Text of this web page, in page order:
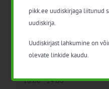
Detailid
16. märts 2023
10:00 - 14:00
pikk.ee uudiskirjaga liitunud
uudiskirja.
Uudiskirjast lahkumine on
olevate linkide kaudu.